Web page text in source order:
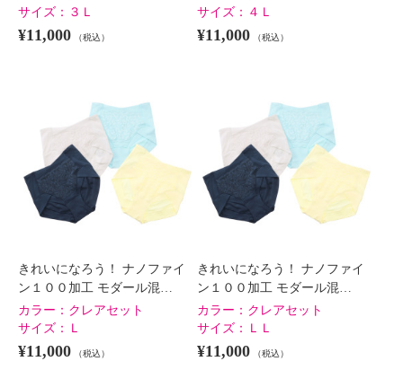
サイズ： ３Ｌ
¥11,000 （税込）
サイズ： ４Ｌ
¥11,000 （税込）
きれいになろう！ ナノファイ
ン１００加工 モダール混…
カラー： クレアセット
サイズ：
Ｌ
¥11,000 （税込）
きれいになろう！ ナノファイ
ン１００加工 モダール混…
カラー： クレアセット
サイズ：
ＬＬ
¥11,000 （税込）